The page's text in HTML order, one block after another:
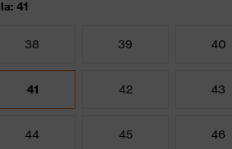
41
38 39 40
41 42 43
44 45 46